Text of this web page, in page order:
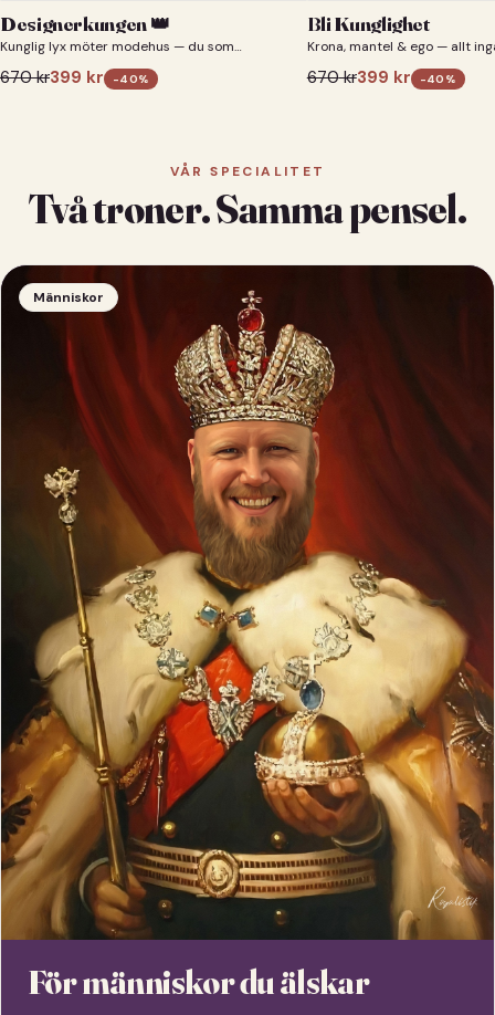
Designerkungen 👑
Kunglig lyx möter modehus — du som
670kr399 kr -40%
Bli Kunglighet
Krona, mantel & ego — allt
670kr399 kr -40 %
VÅR SPECIALITET
Två troner. Samma pensel.
Människor
För människor du älskar